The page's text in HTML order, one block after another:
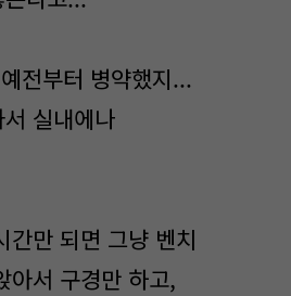
전부터 병약했지...
실내에나
간만 되면 그냥 벤치
아서 구경만 하고,